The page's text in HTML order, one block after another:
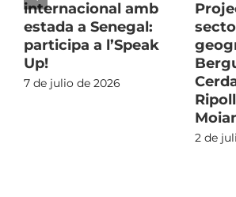
internacional amb
estada a Senegal:
participa a l’Speak
Up!
7 de julio de 2026
2 de